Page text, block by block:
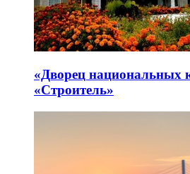
«Дворец национальных
«Строитель»